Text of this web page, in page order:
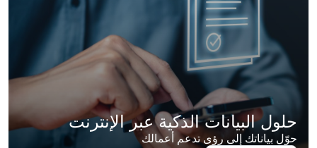
حلول البيانات الذكية عبر الإنترنت
حوّل بياناتك إلى رؤى تدعم أعمالك